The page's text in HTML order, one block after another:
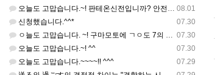
08.01
오늘도 고맙습니다.~! 판테온신전입니까? 안전 제일!! ㅎㅎ 감사해요. ^^
07.30
신청했습니다.^^*
07.30
ㅇ늘도 고맙습니다. ~! 구마모토에 ㄱㅇ도 7의 지진,,,무사, 안전을 기도 합니다. 감사해요...
07.30
오늘도 고맙습니다.~! ^^
07.29
오늘도 고맙습니다.~~~~!! ^^^